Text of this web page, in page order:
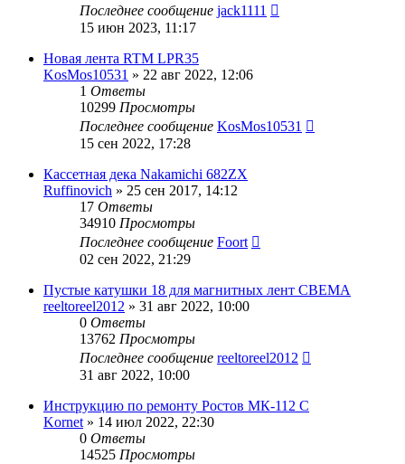
Последнее сообщение jack1111
15 июн 2023, 11:17
Новая лента RTM LPR35
KosMos10531 » 22 авг 2022, 12:06
1 Ответы
10299 Просмотры
Последнее сообщение KosMos10531
15 сен 2022, 17:28
Кассетная дека Nakamichi 682ZX
Ruffinovich » 25 сен 2017, 14:12
17 Ответы
34910 Просмотры
Последнее сообщение Foort
02 сен 2022, 21:29
Пустые катушки 18 для магнитных лент СВЕМА
reeltoreel2012 » 31 авг 2022, 10:00
0 Ответы
13762 Просмотры
Последнее сообщение reeltoreel2012
31 авг 2022, 10:00
Инструкцию по ремонту Ростов МК-112 С
Kornet » 14 июл 2022, 22:30
0 Ответы
14525 Просмотры